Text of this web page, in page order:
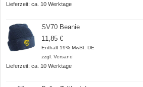
Lieferzeit: ca. 10 Werktage
SV70 Beanie
11,85€
Enthält 19% MwSt. DE
zzgl.Versand
Lieferzeit: ca. 10 Werktage